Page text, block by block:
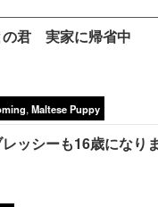
の君 実家に帰省中
,Maltese Puppy
ッシーも16歳になり